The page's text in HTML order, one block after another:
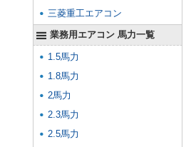
三菱重工エアコン
業務用エアコン 馬力一覧
1.5馬力
1.8馬力
2馬力
2.3馬力
2.5馬力